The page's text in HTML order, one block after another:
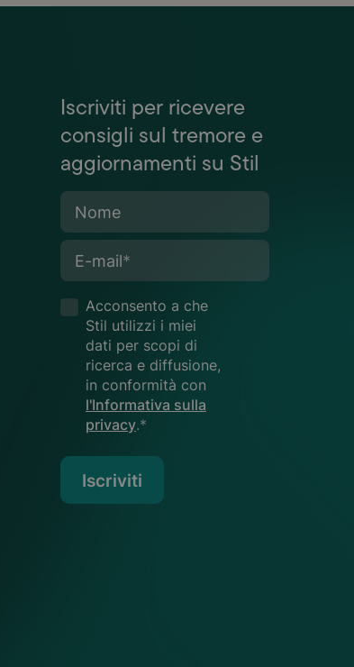
Iscriviti per ricevere
consigli sul tremore e
aggiornamenti su Stil
Nome
E-mail*
Acconsento a che
Stil utilizzi i miei
dati per scopi di
ricerca e diffusione,
in conformità con
l'Informativa sulla
privacy.*
Iscriviti